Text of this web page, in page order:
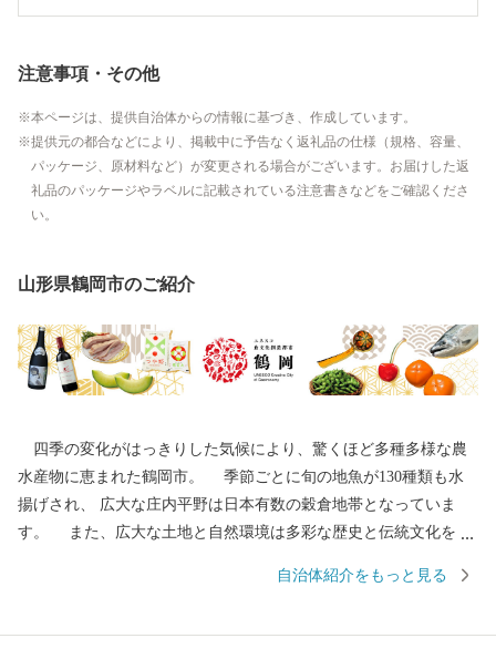
注意事項・その他
本ページは、提供自治体からの情報に基づき、作成しています。
提供元の都合などにより、掲載中に予告なく返礼品の仕様（規格、容量、
パッケージ、原材料など）が変更される場合がございます。お届けした返
礼品のパッケージやラベルに記載されている注意書きなどをご確認くださ
い。
山形県鶴岡市のご紹介
四季の変化がはっきりした気候により、驚くほど多種多様な農
水産物に恵まれた鶴岡市。 季節ごとに旬の地魚が130種類も水
揚げされ、 広大な庄内平野は日本有数の穀倉地帯となっていま
す。 また、広大な土地と自然環境は多彩な歴史と伝統文化をも
市民の手によって大切に継承されています。 その特色が認めら
自治体紹介をもっと見る